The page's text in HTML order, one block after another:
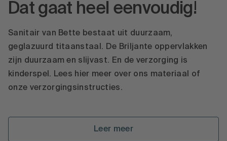
Dat gaat heel eenvoudig!
Sanitair van Bette bestaat uit duurzaam,
geglazuurd titaanstaal. De Briljante oppervlakken
zijn duurzaam en slijvast. En de verzorging is
kinderspel. Lees hier meer over ons materiaal of
onze verzorgingsinstructies.
Leer meer